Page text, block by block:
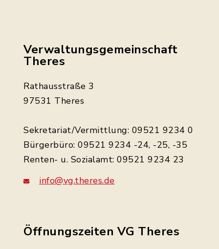
Verwaltungsgemeinschaft
Theres
Rathausstraße 3
97531 Theres
Sekretariat/Vermittlung: 09521 9234 0
Bürgerbüro: 09521 9234 -24, -25, -35
Renten- u. Sozialamt: 09521 9234 23
info@vg.theres.de
Öffnungszeiten VG Theres